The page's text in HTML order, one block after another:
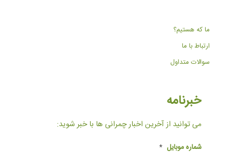
ما که هستیم؟
ارتباط با ما
سوالات متداول
خبرنامه
می توانید از آخرین اخبار چمرانی ها با خبر شوید:
شماره موبایل *